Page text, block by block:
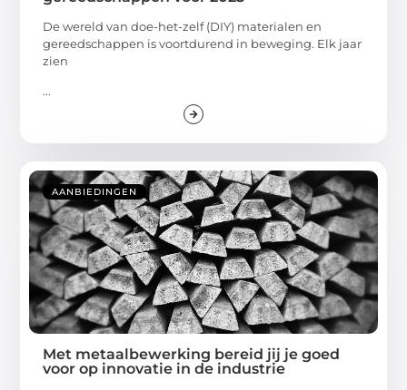
De wereld van doe-het-zelf (DIY) materialen en
gereedschappen is voortdurend in beweging. Elk jaar
zien
...
AANBIEDINGEN
Met metaalbewerking bereid jij je goed
voor op innovatie in de industrie